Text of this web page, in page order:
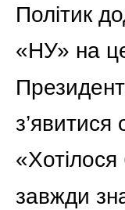
Політик
«НУ» на
з’явитися
завжди